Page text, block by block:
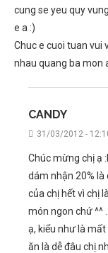
cung se yeu quy
e a :)
Chuc e cuoi tuan vui
nhau quang ba mon
CANDY
31/03/2012 -
Chúc mừng chị ạ
dám nhận 20% là
của chị hết vì chị
món ngon chứ ^^
ạ, kiểu như là
ăn là dễ đâu chị